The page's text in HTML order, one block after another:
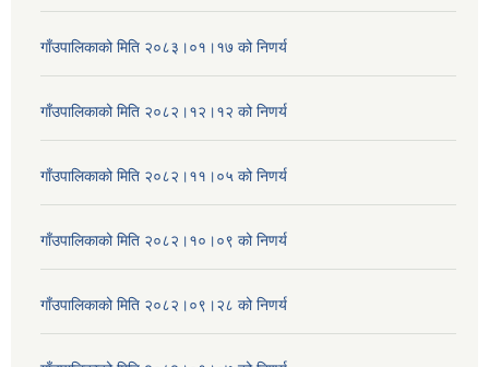
गाँउपालिकाको मिति २०८३।०१।१७ को निणर्य
गाँउपालिकाको मिति २०८२।१२।१२ को निणर्य
गाँउपालिकाको मिति २०८२।११।०५ को निणर्य
गाँउपालिकाको मिति २०८२।१०।०९ को निणर्य
गाँउपालिकाको मिति २०८२।०९।२८ को निणर्य